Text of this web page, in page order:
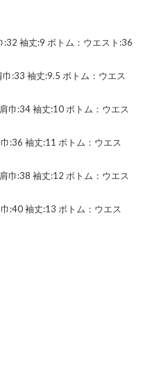
袖丈:9 ボトム：ウエスト:36
:33 袖丈:9.5 ボトム：ウエス
巾:34 袖丈:10 ボトム：ウエス
:36 袖丈:11 ボトム：ウエス
巾:38 袖丈:12 ボトム：ウエス
:40 袖丈:13 ボトム：ウエス